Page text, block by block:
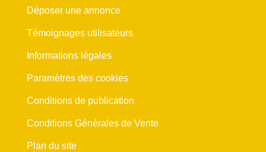
Déposer une annonce
Témoignages utilisateurs
Informations légales
Paramètres des cookies
Conditions de publication
Conditions Générales de Vente
Plan du site